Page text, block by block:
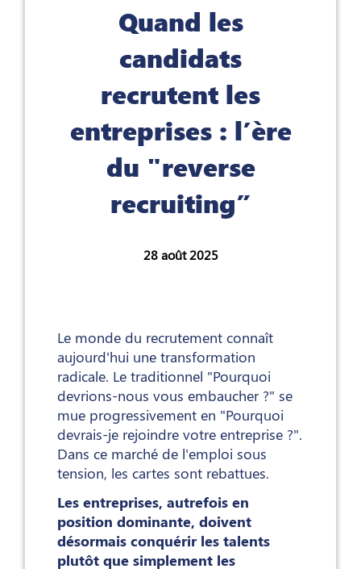
Quand les
candidats
recrutent les
entreprises : l’ère
du "reverse
recruiting”
28 août 2025
Le monde du recrutement connaît
aujourd'hui une transformation
radicale. Le traditionnel "Pourquoi
devrions-nous vous embaucher ?" se
mue progressivement en "Pourquoi
devrais-je rejoindre votre entreprise ?".
Dans ce marché de l'emploi sous
tension, les cartes sont rebattues.
Les entreprises, autrefois en
position dominante, doivent
désormais conquérir les talents
plutôt que simplement les